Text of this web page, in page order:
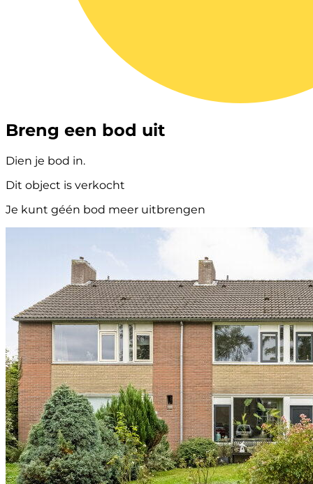
Breng een bod uit
Dien je bod in.
Dit object is verkocht
Je kunt géén bod meer uitbrengen